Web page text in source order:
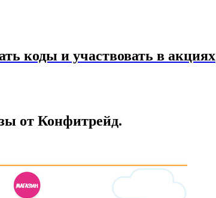
коды и участвовать в акциях
от Конфитрейд.